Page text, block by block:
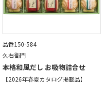
品番150-584
久右衛門
本格和風だし お吸物詰合せ
【2026年春夏カタログ掲載品】